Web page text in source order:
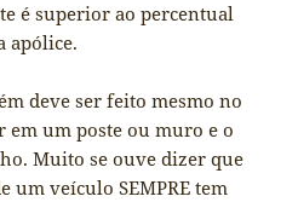
é superior ao percentual
apólice.
deve ser feito mesmo no
em um poste ou muro e o
Muito se ouve dizer que
um veículo SEMPRE tem